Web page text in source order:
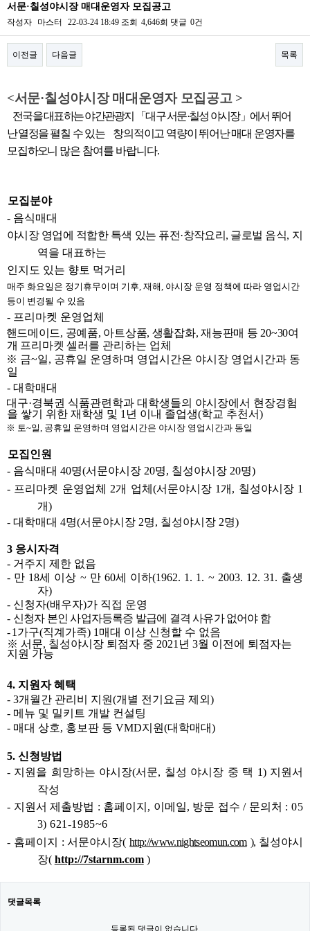
서문·칠성야시장 매대운영자 모집공고
작성자 마스터 22-03-24 18:49 조회 4,646회 댓글 0건
이전글 다음글 목록
<서문·칠성야시장 매대운영자 모집공고 >
전국을 대표하는 야간관광지 「대구 서문·칠성 야시장」 에서 뛰어
난열정을펼칠 수 있는 창의적이고 역량이 뛰어난 매대 운영자를
모집하오니 많은 참여를 바랍니다.
모집분야
- 음식매대
야시장 영업에 적합한 특색 있는 퓨전·창작요리 , 글로벌 음식, 지
역을 대표하는
인지도 있는 향토 먹거리
매주 화요일은 정기휴무이며 기후, 재해, 야시장 운영 정책에 따라 영업시간
등이 변경될 수 있음
- 프리마켓 운영업체
핸드메이드, 공예품, 아트상품, 생활잡화,재능판매 등 20~30여
개 프리마켓 셀러를 관리하는 업체
※ 금~일, 공휴일 운영하며 영업시간은 야시장 영업시간과 동
일
- 대학매대
대구·경북권 식품관련학과 대학생들의 야시장에서 현장경험
을 쌓기 위한 재학생 및 1 년 이내 졸업생(학교 추천서)
※ 토~일, 공휴일 운영하며 영업시간은 야시장 영업시간과 동일
모집인원
- 음식매대 40명(서문야시장 20명, 칠성야시장 20명)
- 프리마켓 운영업체 2개 업체 (서문야시장 1개 , 칠성야시장 1
개)
- 대학매대 4명(서문야시장 2명, 칠성야시장 2명)
3 응시자격
- 거주지 제한 없음
- 만 18세 이상 ~ 만 60세 이하(1962. 1. 1. ~ 2003. 12. 31. 출생
자)
- 신청자(배우자)가 직접 운영
- 신청자 본인 사업자등록증 발급에 결격 사유가 없어야 함
-1 가구(직계가족) 1 매대 이상 신청할 수 없음
※ 서문, 칠성야시장 퇴점자 중 2021 년 3월 이전에 퇴점자는
지원 가능
4. 지원자 혜택
- 3개월간 관리비 지원(개별 전기요금 제외 )
- 메뉴 및 밀키트 개발 컨설팅
- 매대 상호, 홍보판 등 VMD지원(대학매대)
5. 신청방법
- 지원을 희망하는 야시장(서문, 칠성 야시장 중 택 1) 지원서
작성
- 지원서 제출방법 : 홈페이지 , 이메일, 방문 접수 / 문의처 : 05
3) 621-1985~6
- 홈페이지 :서문야시장( http://www.nightseomun.com), 칠성야시
장( http://7starnm.com )
댓글목록
등록된 댓글이 없습니다.